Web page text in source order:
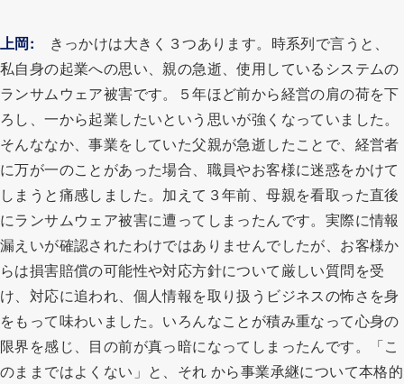
上岡: きっかけは大きく３つあります。時系列で言うと、
私自身の起業への思い、親の急逝、使用しているシステムの
ランサムウェア被害です。５年ほど前から経営の肩の荷を下
ろし、一から起業したいという思いが強くなっていました。
そんななか、事業をしていた父親が急逝したことで、経営者
に万が一のことがあった場合、職員やお客様に迷惑をかけて
しまうと痛感しました。加えて３年前、母親を看取った直後
にランサムウェア被害に遭ってしまったんです。実際に情報
漏えいが確認されたわけではありませんでしたが、お客様か
らは損害賠償の可能性や対応方針について厳しい質問を受
け、対応に追われ、個人情報を取り扱うビジネスの怖さを身
をもって味わいました。いろんなことが積み重なって心身の
限界を感じ、目の前が真っ暗になってしまったんです。「こ
のままではよくない」と、それ から事業承継について本格的